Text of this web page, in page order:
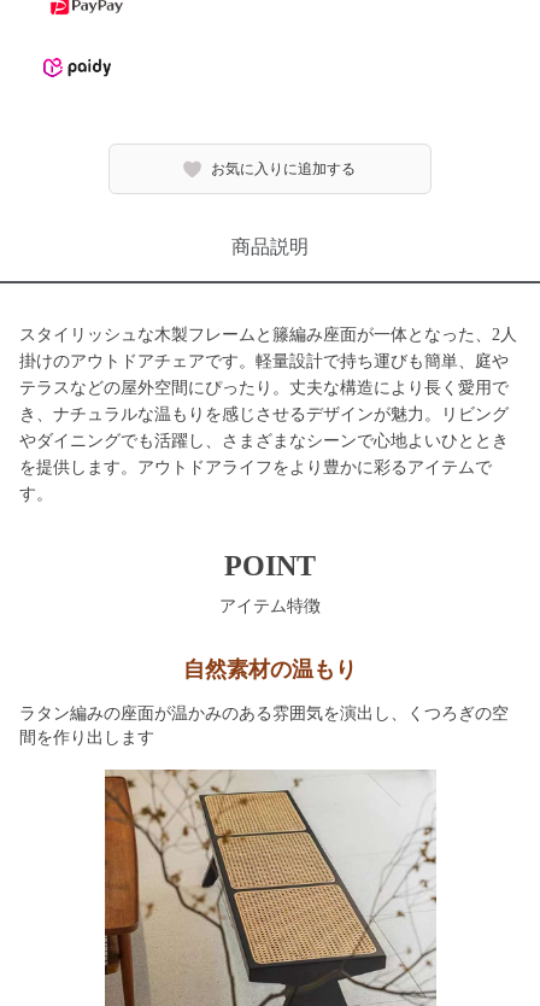
お気に入りに追加する
商品説明
スタイリッシュな木製フレームと籐編み座面が一体となった、2人
掛けのアウトドアチェアです。軽量設計で持ち運びも簡単、庭や
テラスなどの屋外空間にぴったり。丈夫な構造により長く愛用で
き、ナチュラルな温もりを感じさせるデザインが魅力。リビング
やダイニングでも活躍し、さまざまなシーンで心地よいひととき
を提供します。アウトドアライフをより豊かに彩るアイテムで
す。
POINT
アイテム特徴
自然素材の温もり
ラタン編みの座面が温かみのある雰囲気を演出し、くつろぎの空
間を作り出します